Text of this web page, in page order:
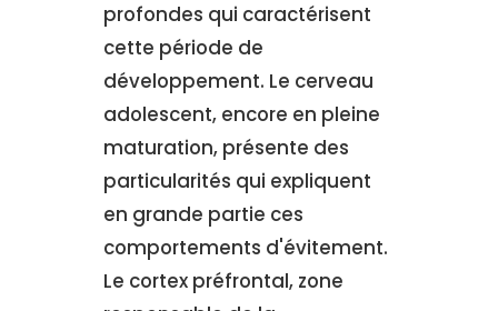
profondes qui caractérisent
cette période de
développement. Le cerveau
adolescent, encore en pleine
maturation, présente des
particularités qui expliquent
en grande partie ces
comportements d'évitement.
Le cortex préfrontal, zone